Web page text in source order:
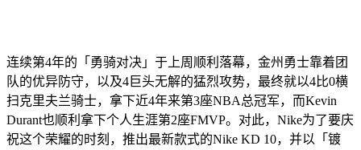
连续第4年的「勇骑对决」于上周顺利落幕，金州勇士靠着团
队的优异防守，以及4巨头无解的猛烈攻势，最终就以4比0横
扫克里夫兰骑士，拿下近4年来第3座NBA总冠军，而Kevin
Durant也顺利拿下个人生涯第2座FMVP。对此，Nike为了要庆
祝这个荣耀的时刻，推出最新款式的Nike KD 10，并以「镀